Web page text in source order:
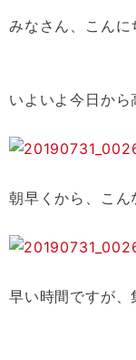
みなさん、こんに
いよいよ今日から
朝早くから、こん
早い時間ですが、